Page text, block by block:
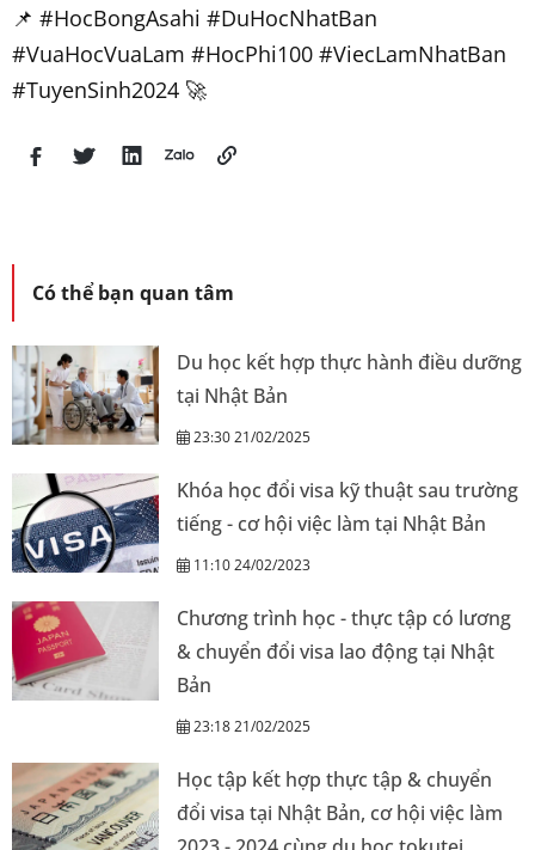
📌 #HocBongAsahi #DuHocNhatBan
#VuaHocVuaLam #HocPhi100 #ViecLamNhatBan
#TuyenSinh2024 🚀
Có thể bạn quan tâm
Du học kết hợp thực hành điều dưỡng
tại Nhật Bản
23:30 21/02/2025
Khóa học đổi visa kỹ thuật sau trường
tiếng - cơ hội việc làm tại Nhật Bản
11:10 24/02/2023
Chương trình học - thực tập có lương
& chuyển đổi visa lao động tại Nhật
Bản
23:18 21/02/2025
Học tập kết hợp thực tập & chuyển
đổi visa tại Nhật Bản, cơ hội việc làm